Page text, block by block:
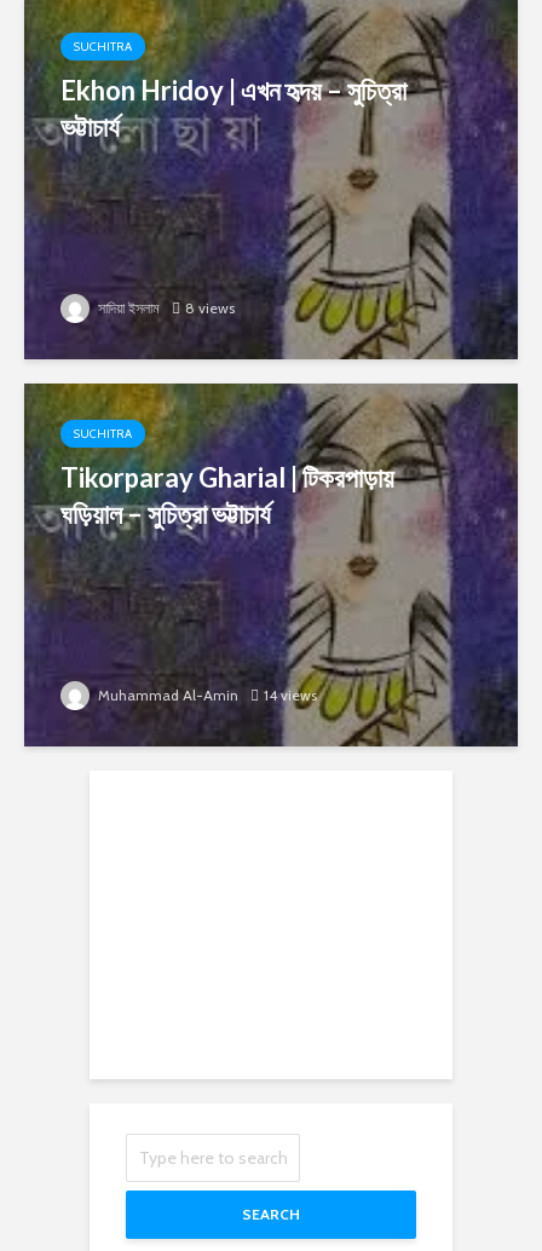
SUCHITRA
Ekhon Hridoy | এখন হৃদয় – সুচিত্রা
ভট্টাচার্য
সাদিয়া ইসলাম 8 views
SUCHITRA
Tikorparay Gharial | টিকরপাড়ায়
ঘড়িয়াল – সুচিত্রা ভট্টাচার্য
Muhammad Al-Amin 14 views
SEARCH